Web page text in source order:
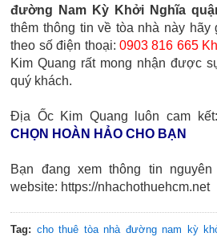
đường Nam Kỳ Khởi Nghĩa
thêm thông tin về tòa nhà này hãy
theo số điện thoại: 0903 816 665
Kim Quang rất mong nhận được
quý khách.
Địa Ốc Kim Quang luôn cam kết:
CHỌN HOÀN HẢO CHO BẠN
Bạn đang xem thông tin
website: https://nhachothuehcm.net
Tag: cho thuê tòa nhà đường nam kỳ